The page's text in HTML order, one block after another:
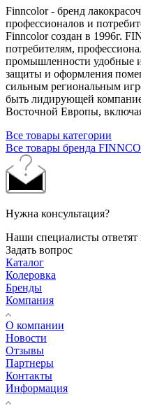
Finncolor - бренд
профессионалов и
Finncolor создан в 1996г.
потребителям,
промышленности удобные
защиты и оформления
сильным региональным
быть лидирующей
Восточной Европы,
Все товары категории
Все товары бренда
Нужна консультация?
Наши специалисты
Задать вопрос
Каталог
Колеровка
Бренды
Компания
О компании
Новости
Отзывы
Партнеры
Контакты
Информация